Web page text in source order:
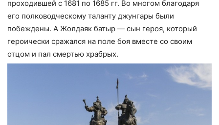
проходившей с 1681 по 1685 гг. Во многом благодаря
его полководческому таланту джунгары были
побеждены. А Жолдаяк батыр — сын героя, который
героически сражался на поле боя вместе со своим
отцом и пал смертью храбрых.